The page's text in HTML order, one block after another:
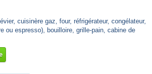
cuisinère gaz, four, réfrigérateur, congélateur,
ou espresso), bouilloire, grille-pain, cabine de